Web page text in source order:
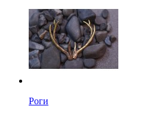
Роги